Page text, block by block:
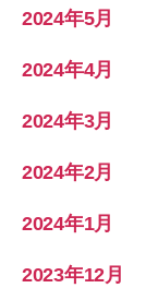
2024年5月
2024年4月
2024年3月
2024年2月
2024年1月
2023年12月